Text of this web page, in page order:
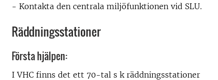
- Kontakta den centrala miljöfunktionen vid SLU.
Räddningsstationer
Första hjälpen:
I VHC finns det ett 70-tal s k räddningsstationer